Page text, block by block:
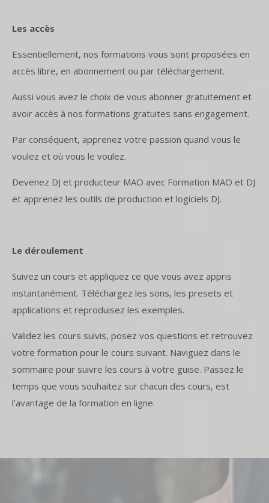
Les accès
Essentiellement, nos formations vous sont proposées en
accès libre, en abonnement ou par téléchargement.
Aussi vous avez le choix de vous abonner gratuitement et
avoir accès à nos formations gratuites sans engagement.
Par conséquent, apprenez votre passion quand vous le
voulez et où vous le voulez.
Devenez DJ et producteur MAO avec Formation MAO et DJ
et apprenez les outils de production et logiciels DJ.
Le déroulement
Suivez un cours et appliquez ce que vous avez appris
instantanément. Téléchargez les sons, les presets et
applications et reproduisez les exemples.
Validez les cours suivis, posez vos questions et retrouvez
votre formation pour le cours suivant. Naviguez dans le
sommaire pour suivre les cours à votre guise. Passez le
temps que vous souhaitez sur chacun des cours, est
l’avantage de la formation en ligne.